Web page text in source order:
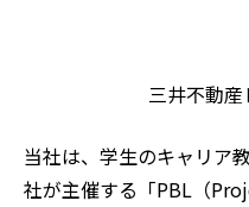
三井不動産
当社は、学生のキャリア
社が主催する「PBL（